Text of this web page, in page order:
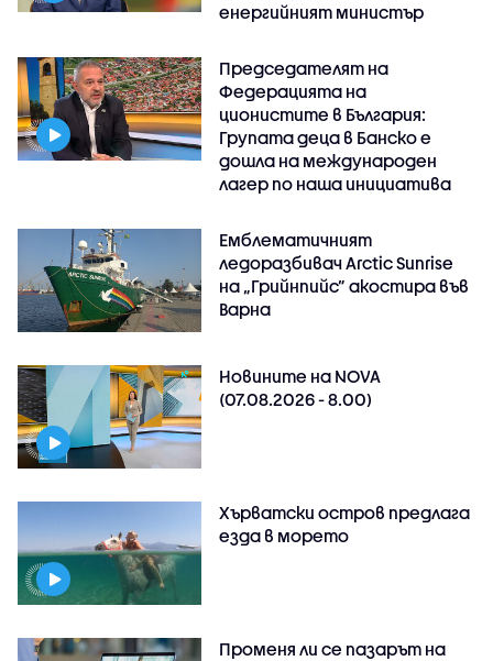
енергийният министър
Председателят на
Федерацията на
ционистите в България:
Групата деца в Банско е
дошла на международен
лагер по наша инициатива
Емблематичният
ледоразбивач Arctic Sunrise
на „Грийнпийс” акостира във
Варна
Новините на NOVA
(07.08.2026 - 8.00)
Хърватски остров предлага
езда в морето
Променя ли се пазарът на